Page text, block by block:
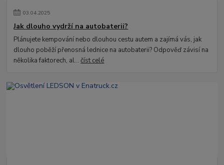
03.04.2025
Jak dlouho vydrží na autobaterii?
Plánujete kempování nebo dlouhou cestu autem a zajímá vás, jak
dlouho poběží přenosná lednice na autobaterii? Odpověď závisí na
několika faktorech, al...číst celé